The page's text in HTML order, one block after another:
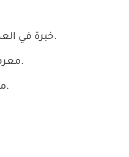
خبرة في العمليات البحرية أو اللوجستية.
معرفة بمعايير السلامة البحرية.
مهارات تنظيم وإدارة ممتازة.